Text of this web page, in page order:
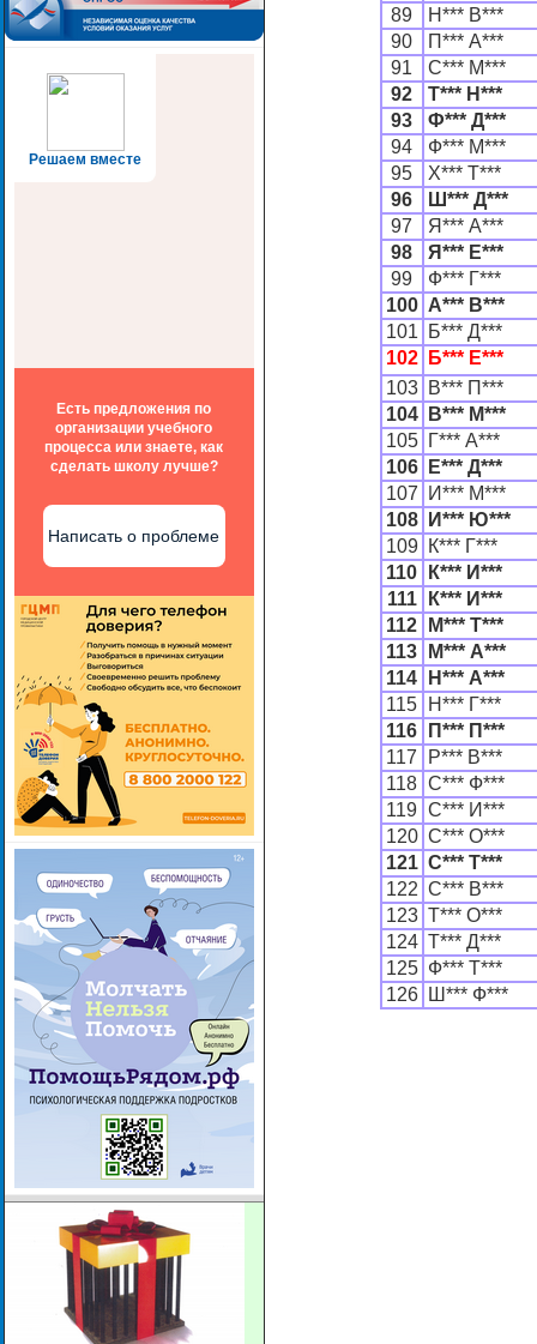
Решаем вместе
Есть предложения по
организации учебного
процесса или знаете, как
сделать школу лучше?
Написать о проблеме
89
Н*** В***
90
П*** А***
91
С*** М***
92
Т*** Н***
93
Ф*** Д***
94
Ф*** М***
95
Х*** Т***
96
Ш*** Д***
97
Я*** А***
98
Я*** Е***
99
Ф*** Г***
100 А*** В***
101
Б*** Д***
102
Б*** Е***
103 В*** П***
104
В*** М***
105 Г*** А***
106
Е*** Д***
107
И*** М***
108
И*** Ю***
109 К*** Г***
110
К*** И***
111
К*** И***
112
М*** Т***
113
М*** А***
114
Н*** А***
115
Н*** Г***
116
П*** П***
117
Р*** В***
118 С*** Ф***
119 С*** И***
120 С*** О***
121 С*** Т***
122 С*** В***
123 Т*** О***
124 Т*** Д***
125 Ф*** Т***
126
Ш*** Ф***